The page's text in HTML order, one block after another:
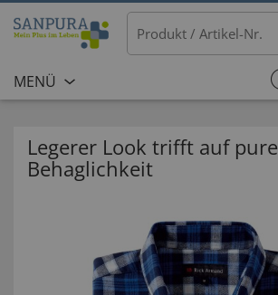
MENÜ
Legerer Look trifft auf pure
Behaglichkeit